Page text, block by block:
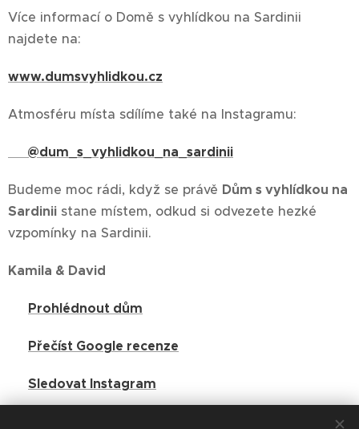
Více informací o Domě s vyhlídkou na Sardinii
najdete na:
www.dumsvyhlidkou.cz
Atmosféru místa sdílíme také na Instagramu:
📷 @dum_s_vyhlidkou_na_sardinii
Budeme moc rádi, když se právě Dům s vyhlídkou na
Sardinii stane místem, odkud si odvezete hezké
vzpomínky na Sardinii.
Kamila & David
Prohlédnout dům
Přečíst Google recenze
Sledovat Instagram